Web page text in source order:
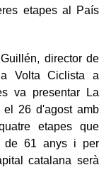
etapes al País
director de
Volta Ciclista a
va presentar La
el 26 d'agost amb
etapes que
de 61 anys i per
catalana serà